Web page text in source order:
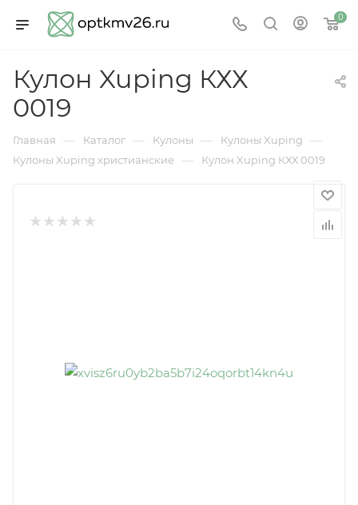
0
Кулон Xuping КХХ
0019
Главная — Каталог — Кулоны — Кулоны Xuping —
Кулоны Xuping христианские — Кулон Xuping КХХ 0019